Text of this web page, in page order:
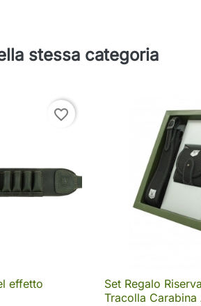
stessa categoria
favorite_border
effetto

Set Regalo
Tracolla